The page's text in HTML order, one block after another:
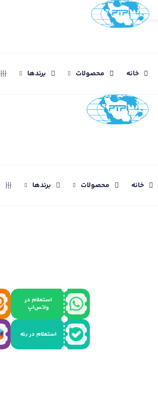
خانه محصولات برندها
خانه محصولات برندها
استعلام در
واتس‌اپ
استعلام در بله